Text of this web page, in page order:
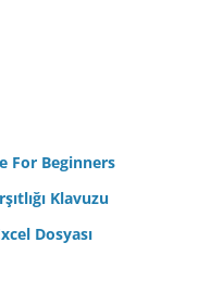
For Beginners
Klavuzu
Dosyası